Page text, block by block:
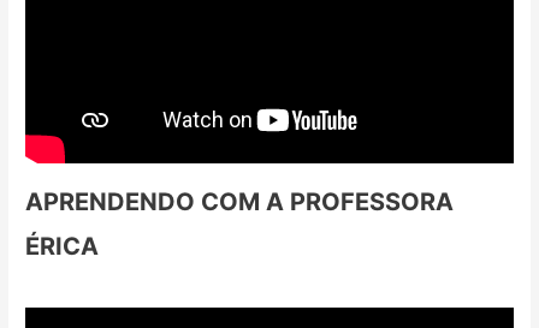
APRENDENDO COM A PROFESSORA
ÉRICA